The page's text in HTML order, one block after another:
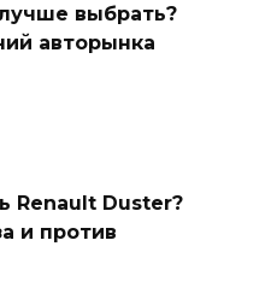
выбрать?
авторынка
Renault Duster?
и против